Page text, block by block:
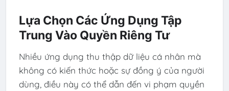
Lựa Chọn Các Ứng Dụng Tập
Trung Vào Quyền Riêng Tư
Nhiều ứng dụng thu thập dữ liệu cá nhân mà
không có kiến ​​thức hoặc sự đồng ý của người
dùng, điều này có thể dẫn đến vi phạm quyền